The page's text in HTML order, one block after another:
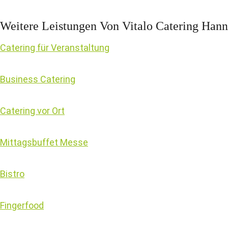
Weitere Leistungen Von Vitalo Catering
Catering für Veranstaltung
Business Catering
Catering vor Ort
Mittagsbuffet Messe
Bistro
Fingerfood